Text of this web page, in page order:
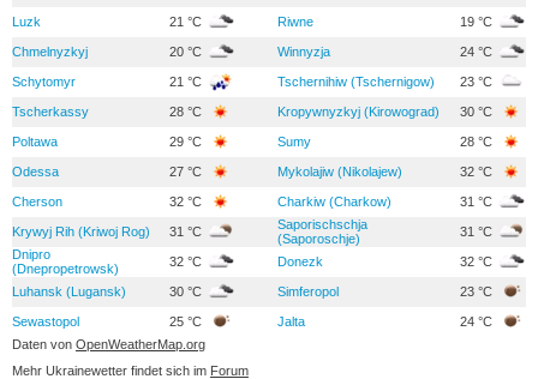
Luzk 21 °C Riwne 19 °C
Chmelnyzkyj 20 °C Winnyzja 24 °C
Schytomyr 21 °C Tschernihiw (Tschernigow) 23 °C
Tscherkassy 28 °C Kropywnyzkyj (Kirowograd) 30 °C
Poltawa 29 °C Sumy 28 °C
Odessa 27 °C Mykolajiw (Nikolajew) 32 °C
Cherson 32 °C Charkiw (Charkow) 31 °C
Krywyj Rih (Kriwoj Rog) 31 °C
Saporischschja
(Saporoschje)
31 °C
Dnipro
(Dnepropetrowsk)
32 °C Donezk 32 °C
Luhansk (Lugansk) 30 °C Simferopol 23 °C
Sewastopol 25 °C Jalta
24 °C
Daten von OpenWeatherMap.org
Mehr Ukrainewetter findet sich im Forum